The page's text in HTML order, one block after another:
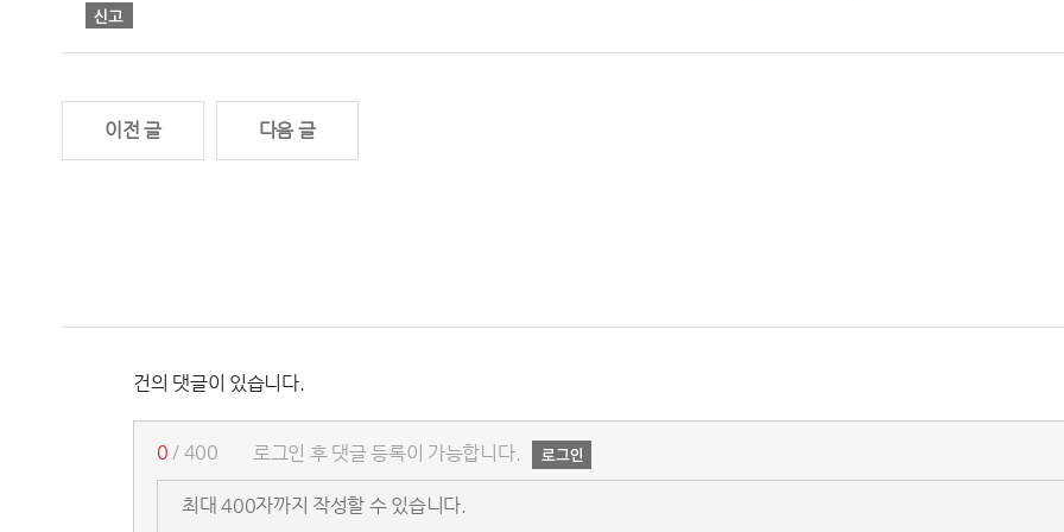
이전 글 다음 글
건의 댓글이 있습니다.
로그인 후 댓글 등록이 가능합니다.
0 / 400